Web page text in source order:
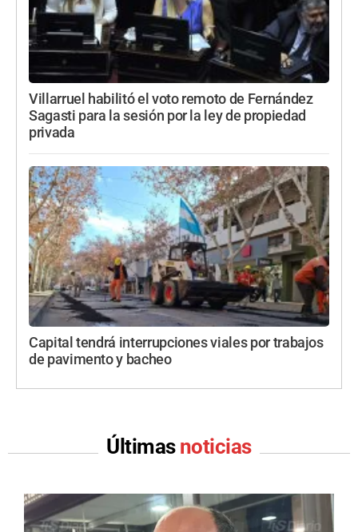
Villarruel habilitó el voto remoto de Fernández
Sagasti para la sesión por la ley de propiedad
privada
Capital tendrá interrupciones viales por trabajos
de pavimento y bacheo
Últimas noticias